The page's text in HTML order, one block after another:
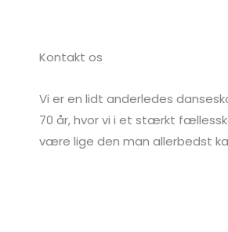
Kontakt os
Vi er en lidt anderledes
70 år, hvor vi i et stærkt
være lige den man allerbedst